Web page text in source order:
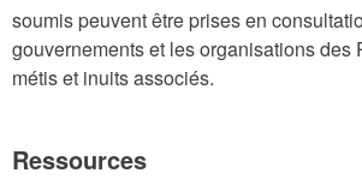
soumis peuvent être prises en
gouvernements et les organisations des
métis et inuits associés.
Ressources